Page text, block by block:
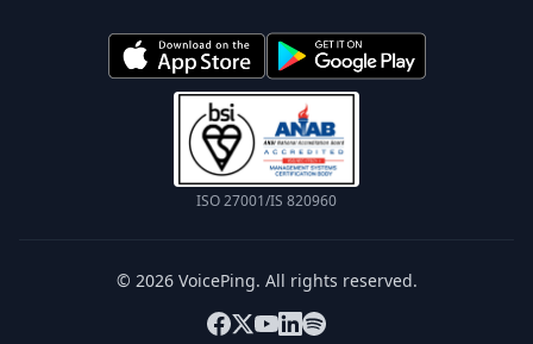
ISO 27001/IS 820960
© 2026 VoicePing. All rights reserved.